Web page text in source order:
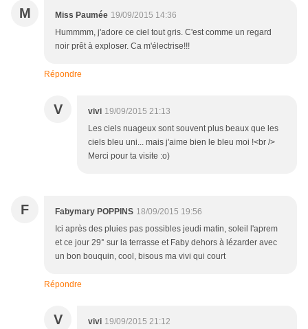
M Miss Paumée 19/09/2015 14:36
Hummmm, j'adore ce ciel tout gris. C'est comme un regard
noir prêt à exploser. Ca m'électrise!!!
Répondre
V vivi 19/09/2015 21:13
Les ciels nuageux sont souvent plus beaux que les
ciels bleu uni... mais j'aime bien le bleu moi !<br />
Merci pour ta visite :o)
F Fabymary POPPINS 18/09/2015 19:56
Ici après des pluies pas possibles jeudi matin, soleil l'aprem
et ce jour 29° sur la terrasse et Faby dehors à lézarder avec
un bon bouquin, cool, bisous ma vivi qui court
Répondre
V vivi 19/09/2015 21:12